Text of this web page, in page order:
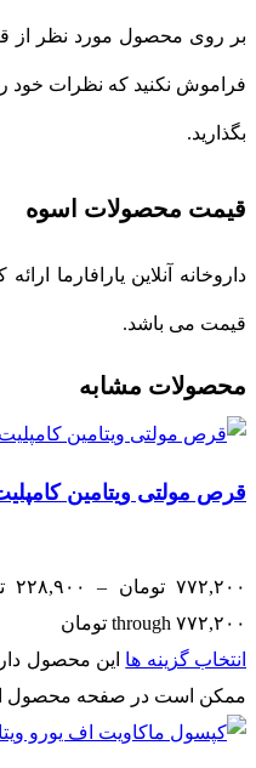
بر روی محصول مورد نظر از
فراموش نکنید که نظرات خود
بگذارید.
قیمت محصولات اسوه
داروخانه آنلاین یارافارما
قیمت می باشد.
محصولات مشابه
قرص مولتی ویتامین
۷۷۲,۲۰۰ تومان – ۲۲۸,۹۰۰
through ۷۷۲,۲۰۰ تومان
انتخاب گزینه ها این محصول
ممکن است در صفحه محصول